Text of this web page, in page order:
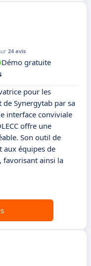
24 avis
Démo gratuite
pour les
Synergytab par sa
interface conviviale
offre une
Son outil de
aux équipes de
favorisant ainsi la